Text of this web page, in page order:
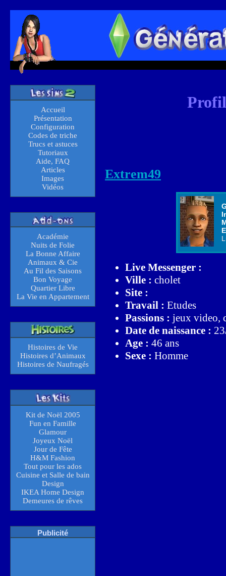
Accueil
Présentation
Configuration
Codes de triche
Trucs et astuces
Tutoriaux
Aide, FAQ
Articles
Images
Vidéos
Académie
Nuits de Folie
La Bonne Affaire
Animaux & Cie
Au Fil des Saisons
Bon Voyage
Quartier Libre
La Vie en Appartement
Histoires de Vie
Histoires d’Animaux
Histoires de Naufragés
Kit de Noël 2005
Fun en Famille
Glamour
Joyeux Noël
Jour de Fête
H&M Fashion
Tout pour les ados
Cuisine et Salle de bain
Design
IKEA Home Design
Demeures de rêves
Publicité
Extrem49
Live Messenger :
Ville : cholet
Site :
Travail : Etudes
Passions : jeux video,
Date de naissance :
Age : 46 ans
Sexe : Homme